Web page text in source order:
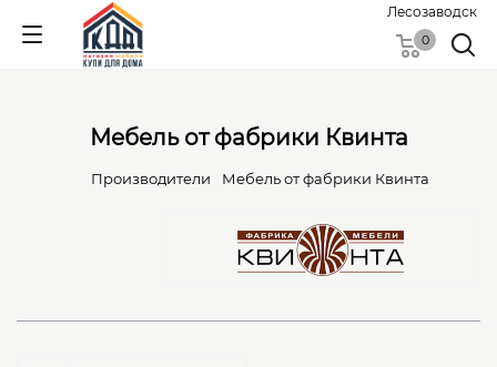
Лесозаводск
0
Мебель от фабрики Квинта
Производители Мебель от фабрики Квинта